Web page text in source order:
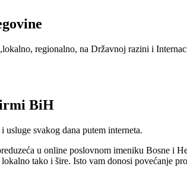
regionalno, na Državnoj razini i
BiH
svakog dana putem interneta.
u online poslovnom imeniku Bosne i
tako i šire. Isto vam donosi povećanje